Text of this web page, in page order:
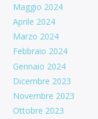
Maggio 2024
Aprile 2024
Marzo 2024
Febbraio 2024
Gennaio 2024
Dicembre 2023
Novembre 2023
Ottobre 2023